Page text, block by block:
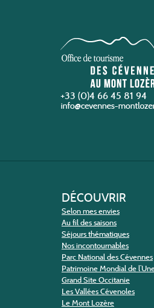
+33 (0)4 66 45 81 94
DÉCOUVRIR
Selon mes envies
Au fil des saisons
Séjours thématiques
Nos incontournables
Parc National des Cévennes
Patrimoine Mondial de
Grand Site Occitanie
Les Vallées Cévenoles
Le Mont Lozère